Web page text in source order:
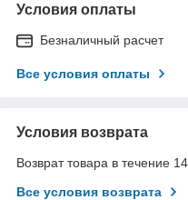
Условия оплаты
Безналичный расчет
Все условия оплаты
Условия возврата
Возврат товара в течение
Все условия возврата